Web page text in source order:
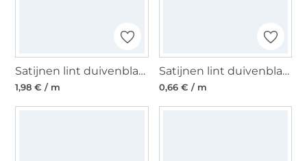
Satijnen lint duivenblauw (40 mm)
1,98 € / m
Satijnen lint duivenblauw (6 mm)
0,66 € / m